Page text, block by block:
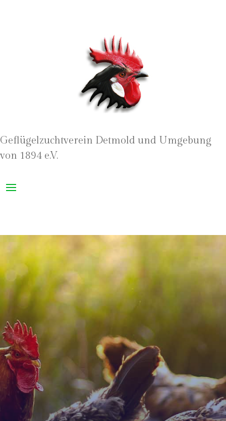
Geflügelzuchtverein Detmold und Umgebung
von 1894 e.V.